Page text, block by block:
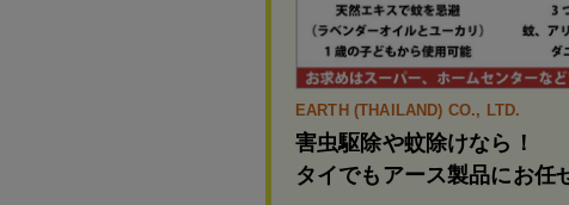
EARTH (THAILAND) CO., LTD.
害虫駆除や蚊除けなら！
タイでもアース製品にお任